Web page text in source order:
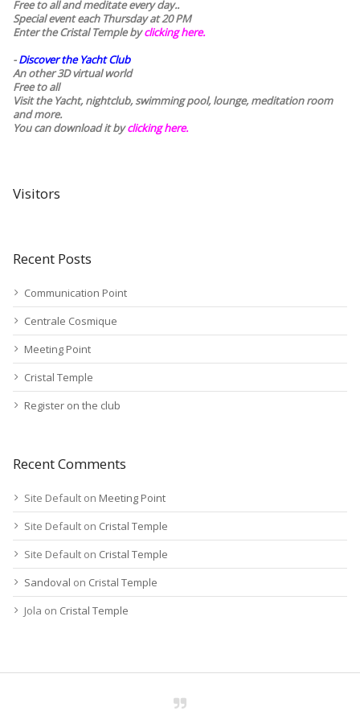
Free to all and meditate every day..
Special event each Thursday at 20 PM
Enter the Cristal Temple byclicking here.
-Discover the Yacht Club
An other 3D virtual world
Free to all
Visit the Yacht, nightclub, swimming pool, lounge, meditation room
and more.
You can download it byclicking here.
Visitors
Recent Posts
Communication Point
Centrale Cosmique
Meeting Point
Cristal Temple
Register on the club
Recent Comments
Site Default on Meeting Point
Site Default on Cristal Temple
Site Default on Cristal Temple
Sandoval on Cristal Temple
Jola on Cristal Temple